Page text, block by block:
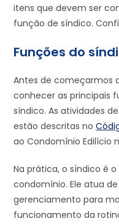
itens que devem ser
função de síndico.
Funções do
Antes de começarmos
conhecer as principais
síndico. As atividades
estão descritas no
ao Condomínio Edilício
Na prática, o síndico é
condomínio. Ele atua
gerenciamento para
funcionamento da